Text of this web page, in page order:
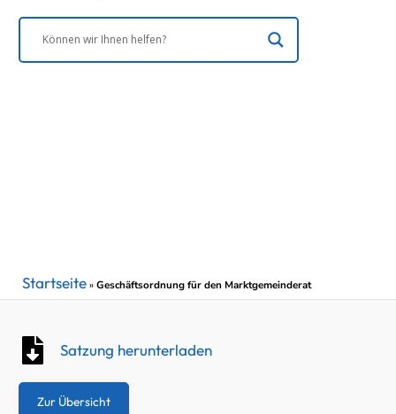
Startseite»Geschäftsordnung für den Marktgemeinderat
Satzung herunterladen
Zur Übersicht